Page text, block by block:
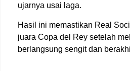
ujarnya usai laga.
Hasil ini memastikan Real
juara Copa del Rey setelah
berlangsung sengit dan